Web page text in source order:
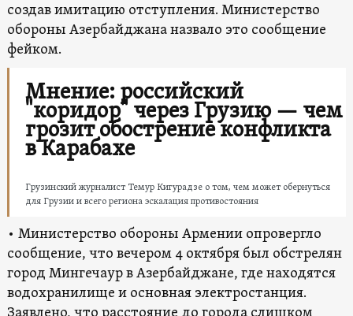
создав имитацию отступления. Министерство
обороны Азербайджана назвало это сообщение
фейком.
Мнение: российский
"коридор" через Грузию — чем
грозит обострение конфликта
в Карабахе
Грузинский журналист Темур Кигурадзе о том, чем может обернуться
для Грузии и всего региона эскалация противостояния
• Министерство обороны Армении опровергло
сообщение, что вечером 4 октября был обстрелян
город Мингечаур в Азербайджане, где находятся
водохранилище и основная электростанция.